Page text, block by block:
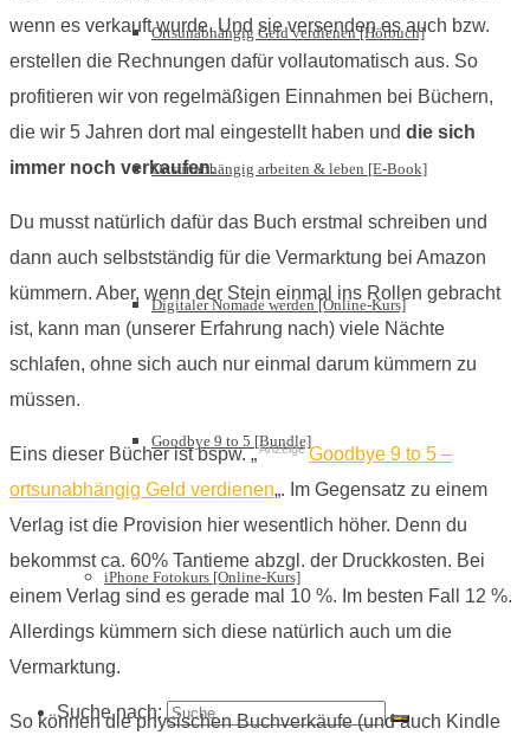
Ortsunabhängig Geld verdienen [Hörbuch]
Ortsunabhängig arbeiten & leben [E-Book]
Digitaler Nomade werden [Online-Kurs]
Goodbye 9 to 5 [Bundle]
iPhone Fotokurs [Online-Kurs]
Suche nach:
wenn es verkauft wurde. Und sie versenden es auch bzw.
erstellen die Rechnungen dafür vollautomatisch aus. So
profitieren wir von regelmäßigen Einnahmen bei Büchern,
die wir 5 Jahren dort mal eingestellt haben und die sich
immer noch verkaufen.
Du musst natürlich dafür das Buch erstmal schreiben und
dann auch selbstständig für die Vermarktung bei Amazon
kümmern. Aber, wenn der Stein einmal ins Rollen gebracht
ist, kann man (unserer Erfahrung nach) viele Nächte
schlafen, ohne sich auch nur einmal darum kümmern zu
müssen.
Eins dieser Bücher ist bspw. „Anzeige Goodbye 9 to 5 –
ortsunabhängig Geld verdienen„. Im Gegensatz zu einem
Verlag ist die Provision hier wesentlich höher. Denn du
bekommst ca. 60% Tantieme abzgl. der Druckkosten. Bei
einem Verlag sind es gerade mal 10 %. Im besten Fall 12 %.
Allerdings kümmern sich diese natürlich auch um die
Vermarktung.
So können die physischen Buchverkäufe (und auch Kindle